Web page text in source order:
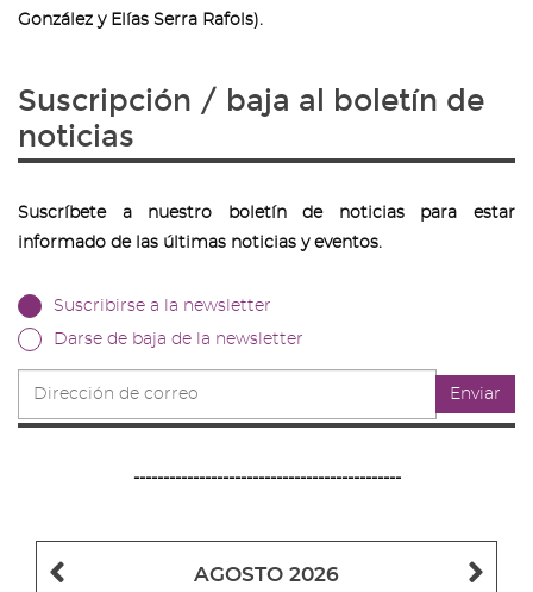
González y Elías Serra Rafols).
Suscripción / baja al boletín de
noticias
Suscríbete a nuestro boletín de noticias para estar
informado de las últimas noticias y eventos.
Suscribirse a la newsletter
Darse de baja de la newsletter
de
correo
Enviar
---------------------------------------------
Mes
Mes
AGOSTO 2026